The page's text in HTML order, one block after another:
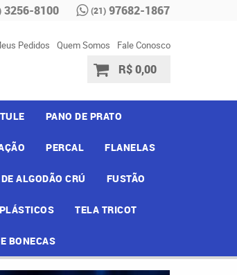
3256-8100 (21) 97682-1867
Pedidos Quem Somos Fale Conosco
R$ 0,00
TULE PANO DE PRATO
PERCAL FLANELAS
ALGODÃO CRÚ FUSTÃO
PLÁSTICOS TELA TRICOT
BONECAS